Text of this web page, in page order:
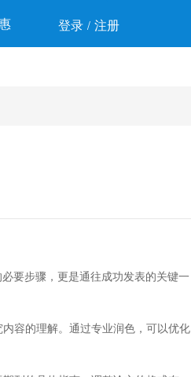
登录 / 注册
要步骤，更是通往成功发表的关键一
容的理解。通过专业润色，可以优化